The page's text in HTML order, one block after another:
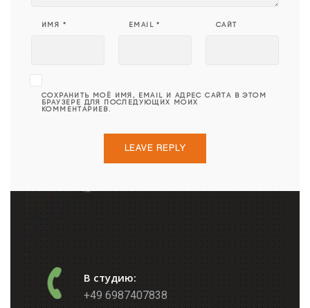
ИМЯ * EMAIL* САЙТ
СОХРАНИТЬ МОЁ ИМЯ, EMAIL И АДРЕС САЙТА В ЭТОМ
БРАУЗЕРЕ ДЛЯ ПОСЛЕДУЮЩИХ МОИХ
КОММЕНТАРИЕВ.
В студию:
+49 6987407838